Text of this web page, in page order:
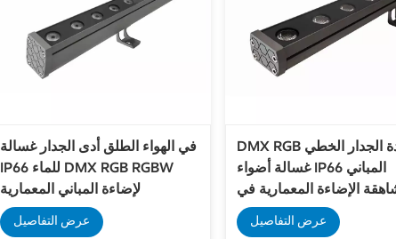
في الهواء الطلق أدى الجدار غسالة
IP66 للماء DMX RGB RGBW
لإضاءة المباني المعمارية
عرض التفاصيل
DMX RGB بقيادة الجدار الخطي
غسالة أضواء IP66 المباني
الإضاءة المعمارية في
الهواء الطلق
عرض التفاصيل